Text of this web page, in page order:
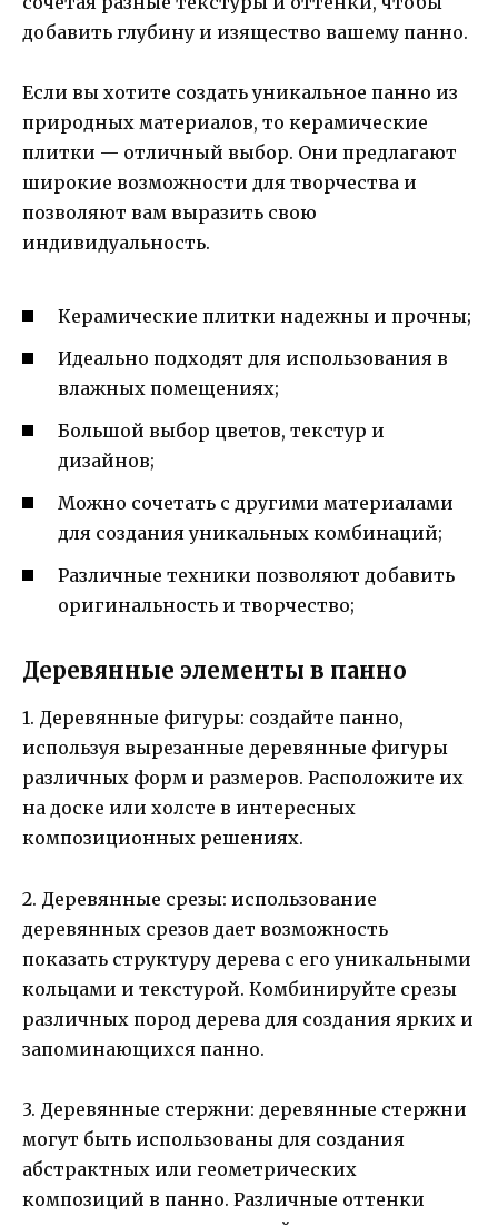
добавить глубину и изящество вашему панно.
Если вы хотите создать уникальное панно из
природных материалов, то керамические
плитки — отличный выбор. Они предлагают
широкие возможности для творчества и
позволяют вам выразить свою
индивидуальность.
Керамические плитки надежны и прочны;
Идеально подходят для использования в
влажных помещениях;
Большой выбор цветов, текстур и
дизайнов;
Можно сочетать с другими материалами
для создания уникальных комбинаций;
Различные техники позволяют добавить
оригинальность и творчество;
Деревянные элементы в панно
1. Деревянные фигуры: создайте панно,
используя вырезанные деревянные фигуры
различных форм и размеров. Расположите их
на доске или холсте в интересных
композиционных решениях.
2. Деревянные срезы: использование
деревянных срезов дает возможность
показать структуру дерева с его уникальными
кольцами и текстурой. Комбинируйте срезы
различных пород дерева для создания ярких и
запоминающихся панно.
3. Деревянные стержни: деревянные стержни
могут быть использованы для создания
абстрактных или геометрических
композиций в панно. Различные оттенки